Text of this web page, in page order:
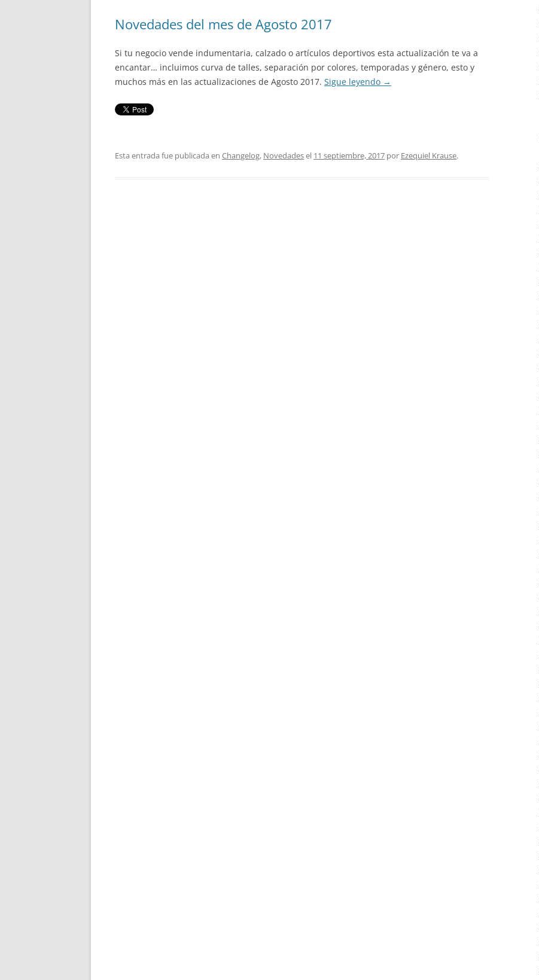
Novedades del mes de Agosto 2017
Si tu negocio vende indumentaria, calzado o artículos deportivos esta actualización te va a
encantar… incluimos curva de talles, separación por colores, temporadas y género, esto y
muchos más en las actualizaciones de Agosto 2017. Sigue leyendo →
Esta entrada fue publicada en Changelog, Novedadesel 11 septiembre, 2017 por Ezequiel Krause.